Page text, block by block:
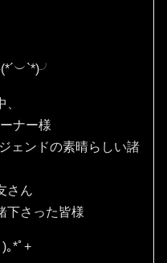
ナー様
ェンドの素晴らしい諸
さん
下さった皆様
｡⁠*ﾟ⁠+